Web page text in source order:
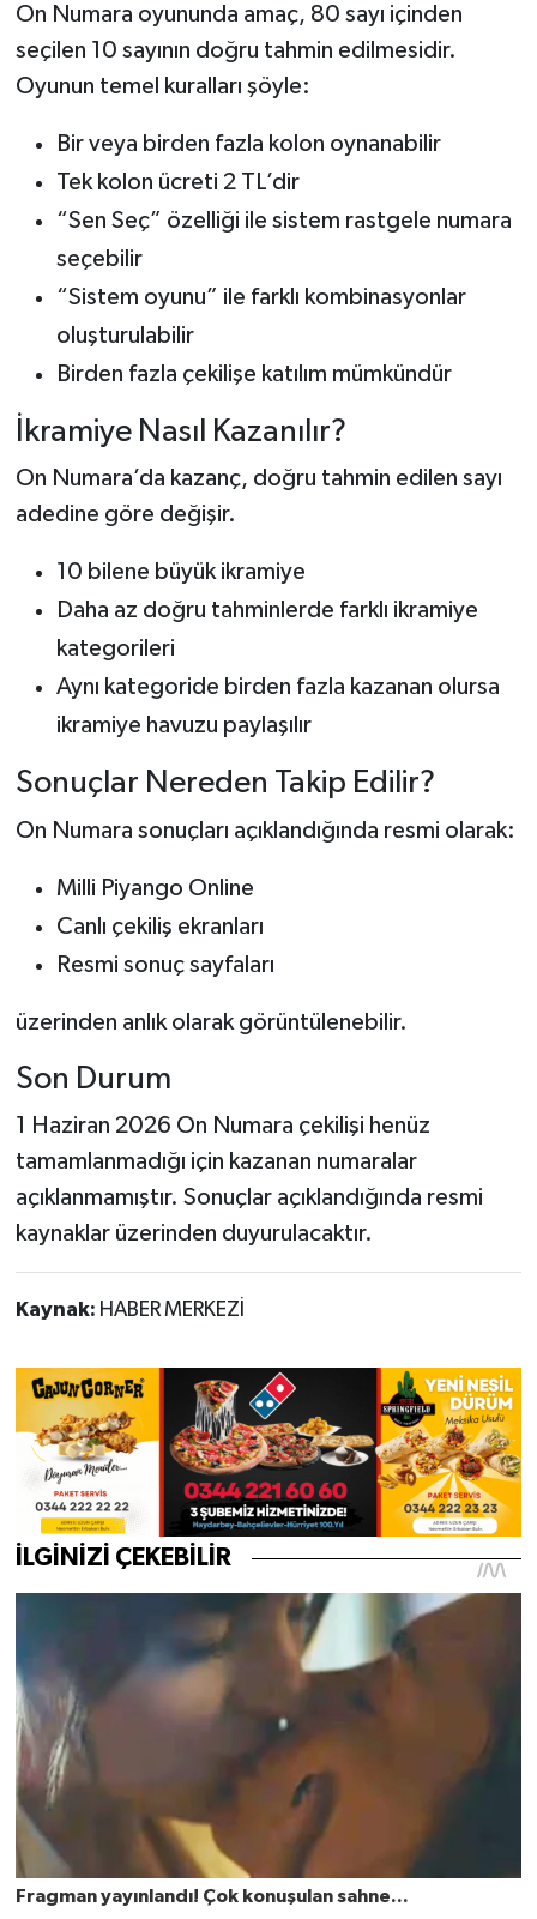
On Numara oyununda amaç, 80 sayı içinden
seçilen 10 sayının doğru tahmin edilmesidir.
Oyunun temel kuralları şöyle:
Bir veya birden fazla kolon oynanabilir
Tek kolon ücreti 2 TL’dir
“Sen Seç” özelliği ile sistem rastgele numara
seçebilir
“Sistem oyunu” ile farklı kombinasyonlar
oluşturulabilir
Birden fazla çekilişe katılım mümkündür
İkramiye Nasıl Kazanılır?
On Numara’da kazanç, doğru tahmin edilen sayı
adedine göre değişir.
10 bilene büyük ikramiye
Daha az doğru tahminlerde farklı ikramiye
kategorileri
Aynı kategoride birden fazla kazanan olursa
ikramiye havuzu paylaşılır
Sonuçlar Nereden Takip Edilir?
On Numara sonuçları açıklandığında resmi olarak:
Milli Piyango Online
Canlı çekiliş ekranları
Resmi sonuç sayfaları
üzerinden anlık olarak görüntülenebilir.
Son Durum
1 Haziran 2026 On Numara çekilişi henüz
tamamlanmadığı için kazanan numaralar
açıklanmamıştır. Sonuçlar açıklandığında resmi
kaynaklar üzerinden duyurulacaktır.
Kaynak: HABER MERKEZİ